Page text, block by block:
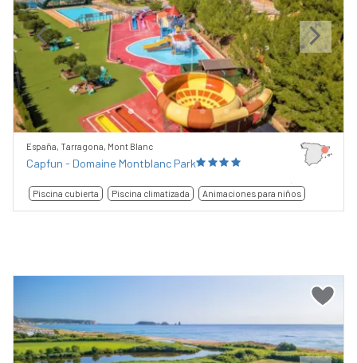
Previous Next
España, Tarragona, Mont Blanc
Capfun - Domaine Montblanc Park
Piscina cubierta Piscina climatizada Animaciones para niños